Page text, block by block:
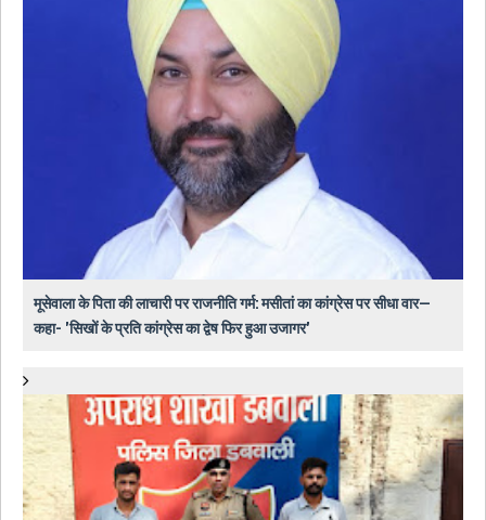
मूसेवाला के पिता की लाचारी पर राजनीति गर्म: मसीतां का कांग्रेस पर सीधा वार—
कहा- 'सिखों के प्रति कांग्रेस का द्वेष फिर हुआ उजागर'